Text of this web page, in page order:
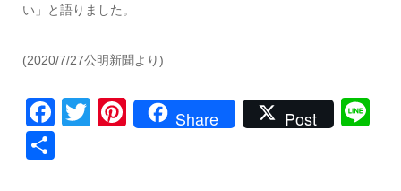
い」と語りました。
(2020/7/27公明新聞より)
Facebook
TwitterPinterest
Share Post